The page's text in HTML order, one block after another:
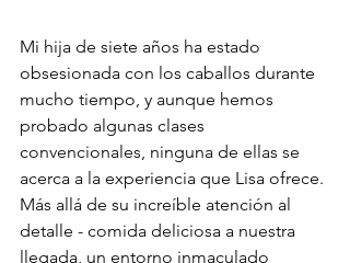
Mi hija de siete años ha estado
obsesionada con los caballos durante
mucho tiempo, y aunque hemos
probado algunas clases
convencionales, ninguna de ellas se
acerca a la experiencia que Lisa ofrece.
Más allá de su increíble atención al
detalle - comida deliciosa a nuestra
llegada, un entorno inmaculado